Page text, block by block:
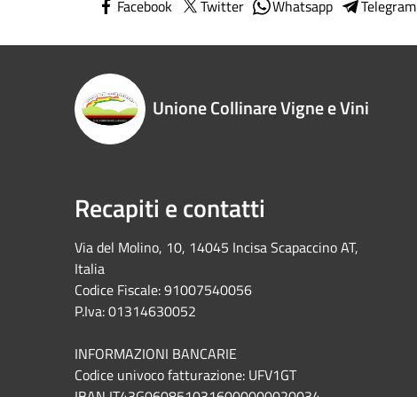
Facebook Twitter Whatsapp Telegram
Unione Collinare Vigne e Vini
Recapiti e contatti
Via del Molino, 10, 14045 Incisa Scapaccino AT,
Italia
Codice Fiscale: 91007540056
P.Iva: 01314630052
INFORMAZIONI BANCARIE
Codice univoco fatturazione: UFV1GT